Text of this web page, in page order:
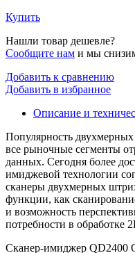
Купить
Нашли товар дешевле?
Сообщите нам и мы
Добавить к сравнению
Добавить в избранное
Описание и
Популярность
все рыночные сегменты
данных. Сегодня более
имиджевой технологии
сканеры двухмерных
функции, как
и возможность
потребности в обработке
Сканер-имиджер QD2400